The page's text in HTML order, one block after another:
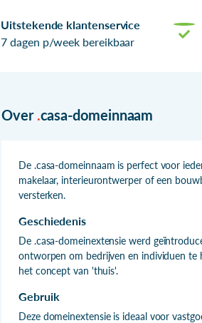
Uitstekende klantenservice
7 dagen p/week bereikbaar
Over .casa-domeinnaam
De .casa-domeinnaam is perfect voor
makelaar, interieurontwerper of een
versterken.
Geschiedenis
De .casa-domeinextensie werd
ontworpen om bedrijven en individuen te
het concept van 'thuis'.
Gebruik
Deze domeinextensie is ideaal voor